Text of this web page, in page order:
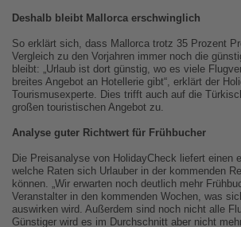
Deshalb bleibt Mallorca erschwinglich
So erklärt sich, dass Mallorca trotz 35 Prozent
Vergleich zu den Vorjahren immer noch die
bleibt: „Urlaub ist dort günstig, wo es viele
breites Angebot an Hotellerie gibt“, erklärt der
Tourismusexperte. Dies trifft auch auf die
großen touristischen Angebot zu.
Analyse guter Richtwert für Frühbucher
Die Preisanalyse von HolidayCheck liefert einen
welche Raten sich Urlauber in der kommenden
können. „Wir erwarten noch deutlich mehr
Veranstalter in den kommenden Wochen, was
auswirken wird. Außerdem sind noch nicht alle
Günstiger wird es im Durchschnitt aber nicht